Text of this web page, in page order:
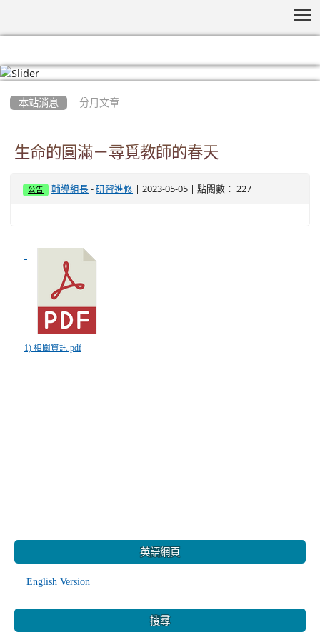
本站消息 分月文章
生命的圓滿－尋覓教師的春天
公告 輔導組長 -研習進修 | 2023-05-05 | 點閱數： 227
1) 相關資訊.pdf
英語網頁
English Version
搜尋